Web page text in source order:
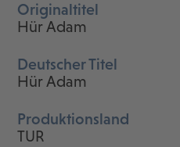
Originaltitel
Hür Adam
Deutscher Titel
Hür Adam
Produktionsland
TUR